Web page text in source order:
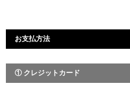
お支払方法
① クレジットカード